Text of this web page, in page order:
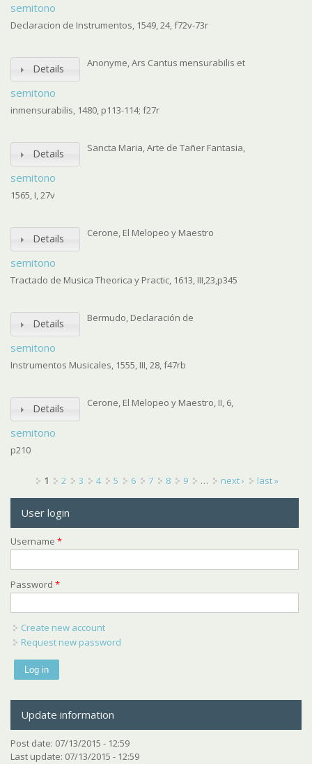
semitono
Declaracion de Instrumentos, 1549, 24, f72v-73r
Details
semitono
Anonyme, Ars Cantus mensurabilis et
inmensurabilis, 1480, p113-114; f27r
Details
semitono
Sancta Maria, Arte de Tañer Fantasia,
1565, I, 27v
Details
semitono
Cerone, El Melopeo y Maestro
Tractado de Musica Theorica y Practic, 1613, III,23,p345
Details
semitono
Bermudo, Declaración de
Instrumentos Musicales, 1555, III, 28, f47rb
Details
semitono
Cerone, El Melopeo y Maestro, II, 6,
p210
Pages 1 2 3 4 5 6 7 8 9 … next › last »
User login
Username *
Password *
Create new account
Request new password
Update information
Post date: 07/13/2015 - 12:59
Last update: 07/13/2015 - 12:59